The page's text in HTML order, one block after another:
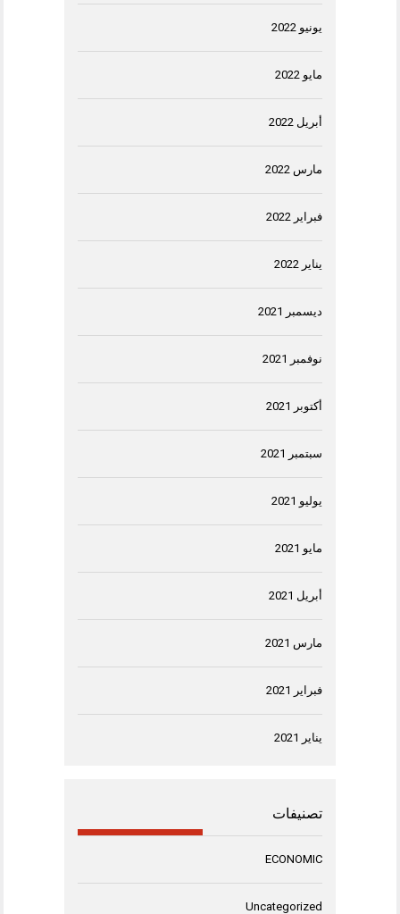
يونيو 2022
مايو 2022
أبريل 2022
مارس 2022
فبراير 2022
يناير 2022
ديسمبر 2021
نوفمبر 2021
أكتوبر 2021
سبتمبر 2021
يوليو 2021
مايو 2021
أبريل 2021
مارس 2021
فبراير 2021
يناير 2021
تصنيفات
ECONOMIC
Uncategorized